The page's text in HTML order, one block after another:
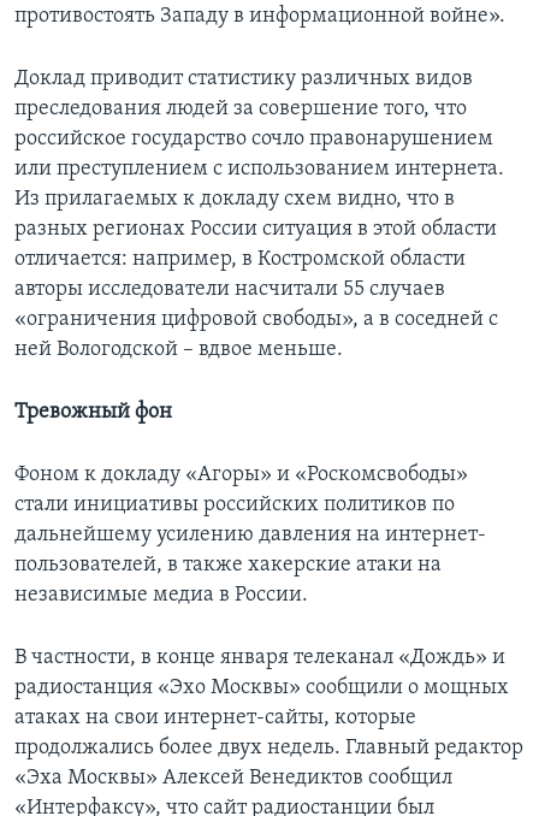
противостоять Западу в информационной войне».
Доклад приводит статистику различных видов
преследования людей за совершение того, что
российское государство сочло правонарушением
или преступлением с использованием интернета.
Из прилагаемых к докладу схем видно, что в
разных регионах России ситуация в этой области
отличается: например, в Костромской области
авторы исследователи насчитали 55 случаев
«ограничения цифровой свободы», а в соседней с
ней Вологодской – вдвое меньше.
Тревожный фон
Фоном к докладу «Агоры» и «Роскомсвободы»
стали инициативы российских политиков по
дальнейшему усилению давления на интернет-
пользователей, в также хакерские атаки на
независимые медиа в России.
В частности, в конце января телеканал «Дождь» и
радиостанция «Эхо Москвы» сообщили о мощных
атаках на свои интернет-сайты, которые
продолжались более двух недель. Главный редактор
«Эха Москвы» Алексей Венедиктов сообщил
«Интерфаксу», что сайт радиостанции был